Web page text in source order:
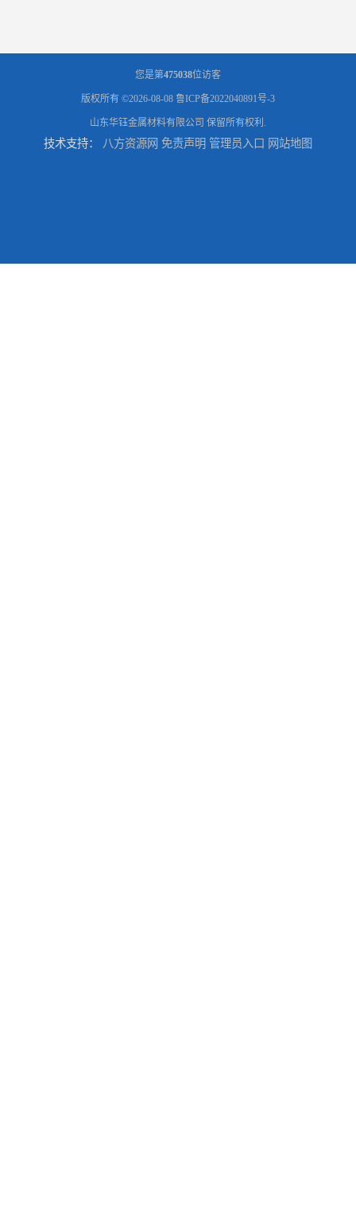
您是第475038位访客
版权所有 ©2026-08-08 鲁ICP备2022040891号-3
山东华钰金属材料有限公司 保留所有权利.
技术支持： 八方资源网 免责声明 管理员入口 网站地图